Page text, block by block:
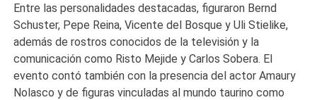
Entre las personalidades destacadas, figuraron Bernd
Schuster, Pepe Reina, Vicente del Bosque y Uli Stielike,
además de rostros conocidos de la televisión y la
comunicación como Risto Mejide y Carlos Sobera. El
evento contó también con la presencia del actor Amaury
Nolasco y de figuras vinculadas al mundo taurino como